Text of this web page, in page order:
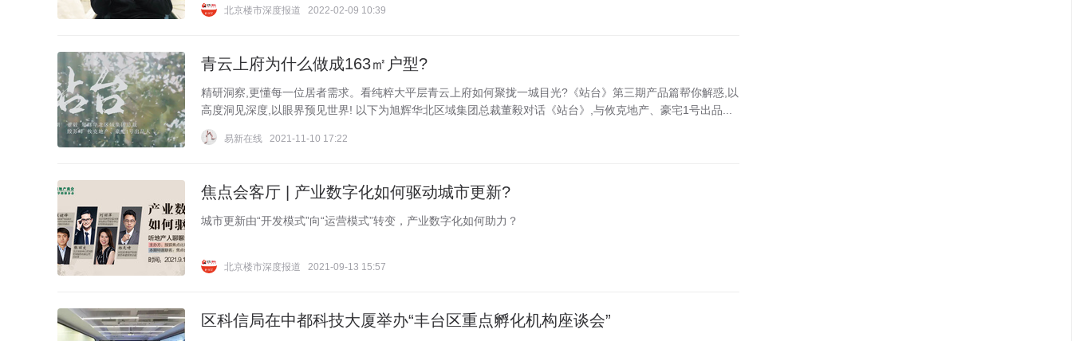
北京楼市深度报道 2022-02-09 10:39
青云上府为什么做成163㎡户型?
精研洞察,更懂每一位居者需求。看纯粹大平层青云上府如何聚拢一城目光?《站台》第三期产品篇帮你解惑,以
高度洞见深度,以眼界预见世界! 以下为旭辉华北区域集团总裁董毅对话《站台》,与攸克地产、豪宅1号出品...
易新在线 2021-11-10 17:22
焦点会客厅 | 产业数字化如何驱动城市更新?
城市更新由“开发模式”向“运营模式”转变，产业数字化如何助力？
北京楼市深度报道 2021-09-13 15:57
区科信局在中都科技大厦举办“丰台区重点孵化机构座谈会”